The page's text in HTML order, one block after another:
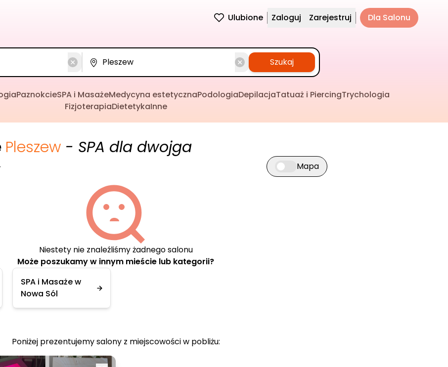
Ulubione Zaloguj Zarejestruj Dla Salonu
Szukaj
PaznokcieSPA i MasażeMedycyna estetycznaPodologiaDepilacjaTatuaż i PiercingTrychologia
FizjoterapiaDietetykaInne
Pleszew - SPA dla dwojga
Przełącz widok mapy
Mapa
Niestety nie znaleźliśmy żadnego salonu
Może poszukamy w innym mieście lub kategorii?
SPA i Masaże w
Nowa Sól
Poniżej prezentujemy salony z miejscowości w pobliżu: